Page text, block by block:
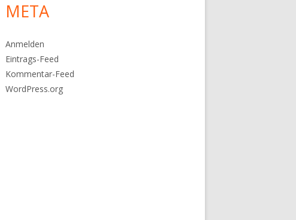
META
Anmelden
Eintrags-Feed
Kommentar-Feed
WordPress.org